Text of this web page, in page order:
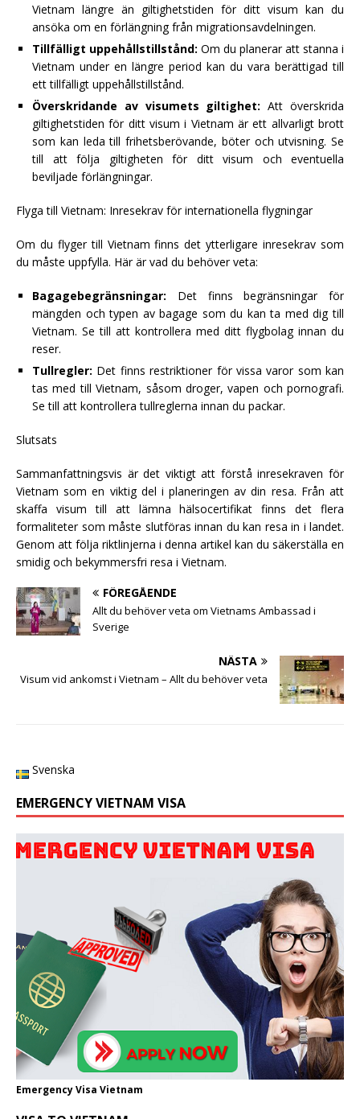
Vietnam längre än giltighetstiden för ditt visum kan du
ansöka om en förlängning från migrationsavdelningen.
Tillfälligt uppehållstillstånd: Om du planerar att stanna i
Vietnam under en längre period kan du vara berättigad till
ett tillfälligt uppehållstillstånd.
Överskridande av visumets giltighet: Att överskrida
giltighetstiden för ditt visum i Vietnam är ett allvarligt brott
som kan leda till frihetsberövande, böter och utvisning. Se
till att följa giltigheten för ditt visum och eventuella
beviljade förlängningar.
Flyga till Vietnam: Inresekrav för internationella flygningar
Om du flyger till Vietnam finns det ytterligare inresekrav som
du måste uppfylla. Här är vad du behöver veta:
Bagagebegränsningar: Det finns begränsningar för
mängden och typen av bagage som du kan ta med dig till
Vietnam. Se till att kontrollera med ditt flygbolag innan du
reser.
Tullregler: Det finns restriktioner för vissa varor som kan
tas med till Vietnam, såsom droger, vapen och pornografi.
Se till att kontrollera tullreglerna innan du packar.
Slutsats
Sammanfattningsvis är det viktigt att förstå inresekraven för
Vietnam som en viktig del i planeringen av din resa. Från att
skaffa visum till att lämna hälsocertifikat finns det flera
formaliteter som måste slutföras innan du kan resa in i landet.
Genom att följa riktlinjerna i denna artikel kan du säkerställa en
smidig och bekymmersfri resa i Vietnam.
FÖREGÅENDE
Allt du behöver veta om Vietnams Ambassad i
Sverige
NÄSTA
Visum vid ankomst i Vietnam – Allt du behöver veta
Svenska
EMERGENCY VIETNAM VISA
Emergency Visa Vietnam